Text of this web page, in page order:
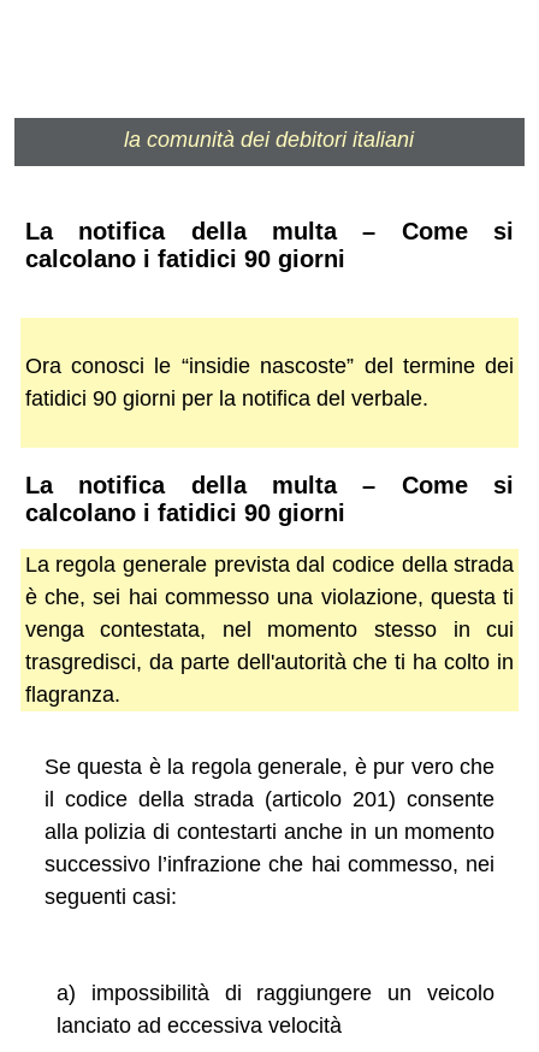
la comunità dei debitori italiani
La notifica della multa – Come si
calcolano i fatidici 90 giorni
Ora conosci le “insidie nascoste” del termine dei
fatidici 90 giorni per la notifica del verbale.
La notifica della multa – Come si
calcolano i fatidici 90 giorni
La regola generale prevista dal codice della strada
è che, sei hai commesso una violazione, questa ti
venga contestata, nel momento stesso in cui
trasgredisci, da parte dell'autorità che ti ha colto in
flagranza.
Se questa è la regola generale, è pur vero che
il codice della strada (articolo 201) consente
alla polizia di contestarti anche in un momento
successivo l’infrazione che hai commesso, nei
seguenti casi:
a) impossibilità di raggiungere un veicolo
lanciato ad eccessiva velocità